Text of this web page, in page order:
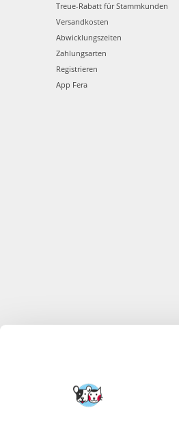
Treue-Rabatt für Stammkunden
Versandkosten
Abwicklungszeiten
Zahlungsarten
Registrieren
App Fera